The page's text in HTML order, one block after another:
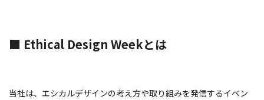
■ Ethical Design Weekとは
当社は、エシカルデザインの考え方や取り組みを発信するイベン